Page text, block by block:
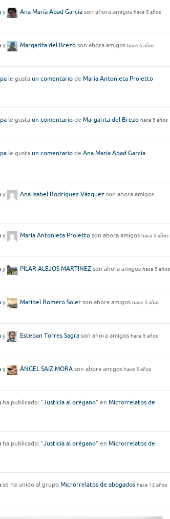
y Ana María Abad García son ahora amigos hace 5 años
y Margarita del Brezo son ahora amigos hace 5 años
le gusta un comentario de María Antonieta Proietto
le gusta un comentario de Margarita del Brezo hace 5 años
le gusta un comentario de Ana María Abad García
y Ana Isabel Rodríguez Vázquez son ahora amigos
y María Antonieta Proietto son ahora amigos hace 5 años
y PILAR ALEJOS MARTINEZ son ahora amigos hace 5 años
y Maribel Romero Soler son ahora amigos hace 5 años
y Esteban Torres Sagra son ahora amigos hace 5 años
y ÁNGEL SAIZ MORA son ahora amigos hace 5 años
ha publicado: "Justicia al orégano" en Microrrelatos de
ha publicado: "Justicia al orégano" en Microrrelatos de
se ha unido al grupo Microrrelatos de abogados hace 12 años